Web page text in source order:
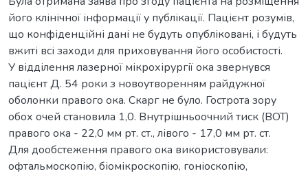
його клінічної інформації у публікації. Пацієнт розумів,
що конфіденційні дані не будуть опубліковані, і будуть
вжиті всі заходи для приховування його особистості.
У відділення лазерної мікрохірургії ока звернувся
пацієнт Д. 54 роки з новоутворенням райдужної
оболонки правого ока. Скарг не було. Гострота зору
обох очей становила 1,0. Внутрішньоочний тиск (ВОТ)
правого ока - 22,0 мм рт. ст., лівого - 17,0 мм рт. ст.
Для дообстеження правого ока використовували:
офтальмоскопію, біомікроскопію, гоніоскопію,